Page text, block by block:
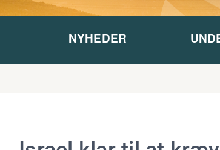
NYHEDER